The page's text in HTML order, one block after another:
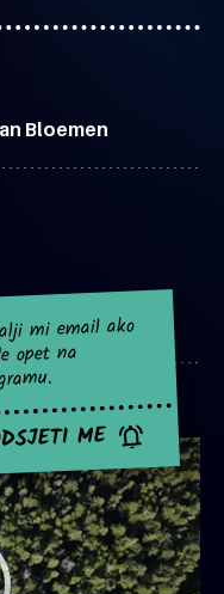
Bloemen
mi email ako
opet na
ME